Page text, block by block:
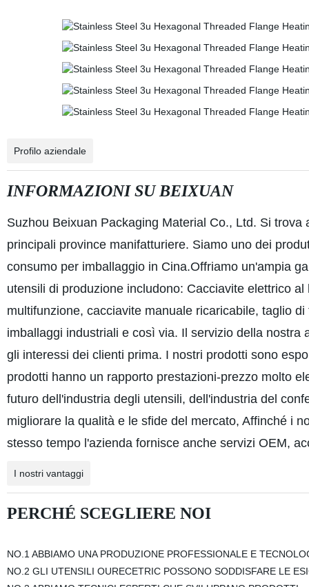
Profilo aziendale
INFORMAZIONI SU BEIXUAN
Suzhou Beixuan Packaging Material Co., Ltd. Si
principali province manifatturiere. Siamo uno dei
consumo per imballaggio in Cina.Offriamo un'ampia
utensili di produzione includono: Cacciavite elettrico
multifunzione, cacciavite manuale ricaricabile, taglio
imballaggi industriali e così via. Il servizio della
gli interessi dei clienti prima. I nostri prodotti sono
prodotti hanno un rapporto prestazioni-prezzo molto
futuro dell'industria degli utensili, dell'industria del
migliorare la qualità e le sfide del mercato, Affinché i
stesso tempo l'azienda fornisce anche servizi OEM,
I nostri vantaggi
PERCHÉ SCEGLIERE NOI
NO.1 ABBIAMO UNA PRODUZIONE PROFESSIONALE E
NO.2 GLI UTENSILI OURECETRIC POSSONO SODDISFARE LE